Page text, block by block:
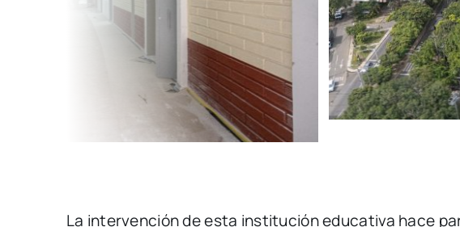
La intervención de esta institución educativa hace